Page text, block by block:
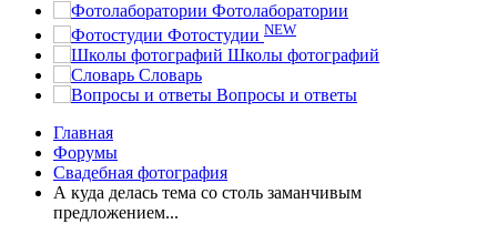
Фотолаборатории
Фотостудии NEW
Школы фотографий
Словарь
Вопросы и ответы
Главная
Форумы
Свадебная фотография
А куда делась тема со столь заманчивым
предложением...